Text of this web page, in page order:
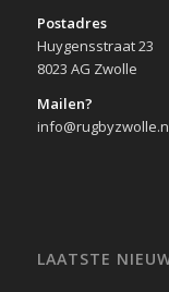
Postadres
Huygensstraat 23
8023 AG Zwolle
Mailen?
LAATSTE